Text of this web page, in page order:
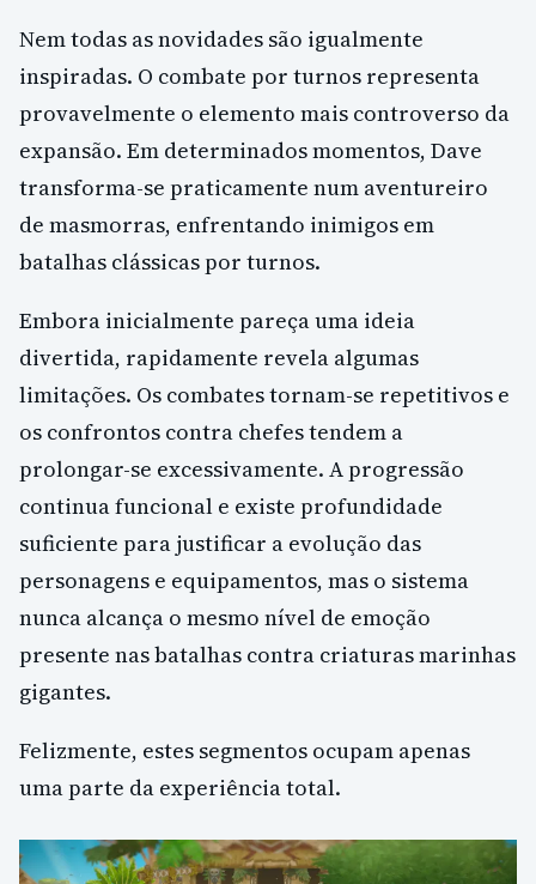
Nem todas as novidades são igualmente
inspiradas. O combate por turnos representa
provavelmente o elemento mais controverso da
expansão. Em determinados momentos, Dave
transforma-se praticamente num aventureiro
de masmorras, enfrentando inimigos em
batalhas clássicas por turnos.
Embora inicialmente pareça uma ideia
divertida, rapidamente revela algumas
limitações. Os combates tornam-se repetitivos e
os confrontos contra chefes tendem a
prolongar-se excessivamente. A progressão
continua funcional e existe profundidade
suficiente para justificar a evolução das
personagens e equipamentos, mas o sistema
nunca alcança o mesmo nível de emoção
presente nas batalhas contra criaturas marinhas
gigantes.
Felizmente, estes segmentos ocupam apenas
uma parte da experiência total.